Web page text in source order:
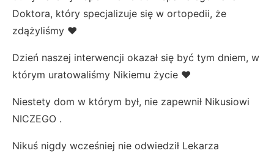
Doktora, który specjalizuje się w ortopedii, że
zdążyliśmy ❤️
Dzień naszej interwencji okazał się być tym dniem, w
którym uratowaliśmy Nikiemu życie ❤️
Niestety dom w którym był, nie zapewnił Nikusiowi
NICZEGO .
Nikuś nigdy wcześniej nie odwiedził Lekarza